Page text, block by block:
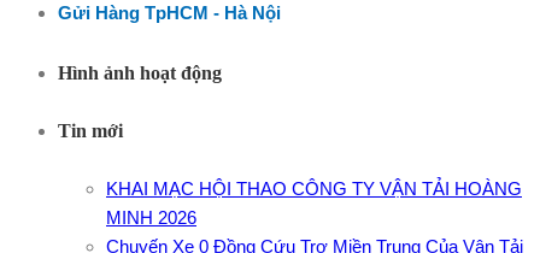
Gửi Hàng TpHCM - Hà Nội
Hình ảnh hoạt động
Tin mới
KHAI MẠC HỘI THAO CÔNG TY VẬN TẢI HOÀNG
MINH 2026
Chuyến Xe 0 Đồng Cứu Trợ Miền Trung Của Vận Tải